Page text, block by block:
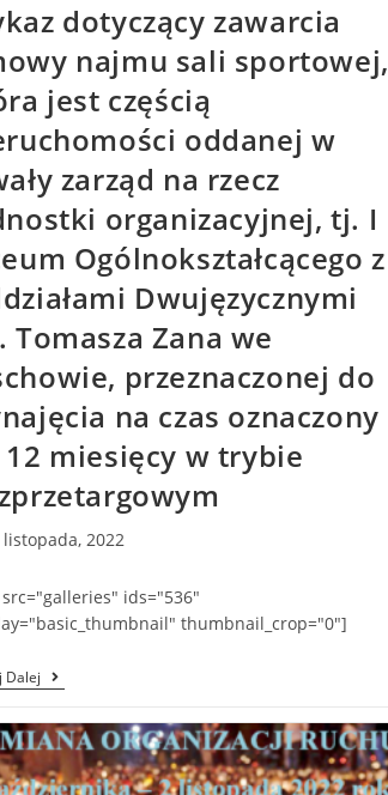
dotyczący zawarcia
najmu sali sportowej,
jest częścią
oddanej w
zarząd na rzecz
organizacyjnej, tj. I
Ogólnokształcącego z
Dwujęzycznymi
Tomasza Zana we
przeznaczonej do
na czas oznaczony
12 miesięcy w trybie
listopada, 2022
ids="536"
thumbnail_crop="0"]
Dalej